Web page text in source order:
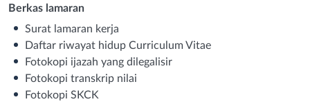
Berkas lamaran
Surat lamaran kerja
Daftar riwayat hidup Curriculum Vitae
Fotokopi ijazah yang dilegalisir
Fotokopi transkrip nilai
Fotokopi SKCK